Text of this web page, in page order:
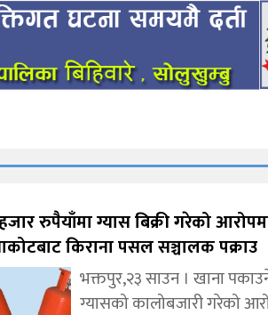
रुपैयाँमा ग्यास बिक्री गरेको
किराना पसल सञ्चालक पक्राउ
भक्तपुर,२३ साउन । खाना
ग्यासको कालोबजारी गरेको